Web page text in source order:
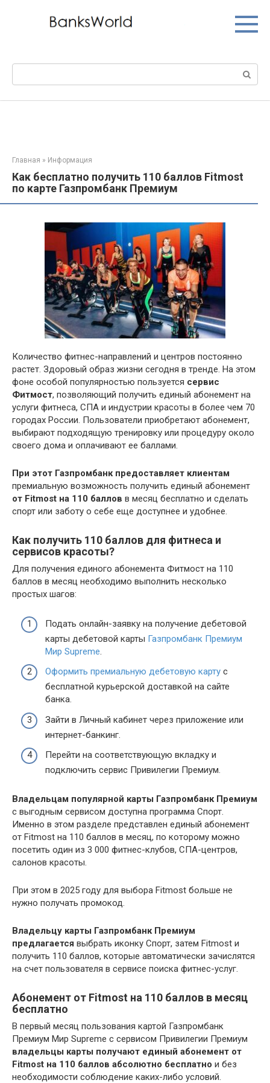
Поиск:
Главная » Информация
Как бесплатно получить 110 баллов Fitmost
по карте Газпромбанк Премиум
Количество фитнес-направлений и центров постоянно
растет. Здоровый образ жизни сегодня в тренде. На этом
фоне особой популярностью пользуется сервис
Фитмост, позволяющий получить единый абонемент на
услуги фитнеса, СПА и индустрии красоты в более чем 70
городах России. Пользователи приобретают абонемент,
выбирают подходящую тренировку или процедуру около
своего дома и оплачивают ее баллами.
При этот Газпромбанк предоставляет клиентам
премиальную возможность получить единый абонемент
от Fitmost на 110 баллов в месяц бесплатно и сделать
спорт или заботу о себе еще доступнее и удобнее.
Как получить 110 баллов для фитнеса и
сервисов красоты?
Для получения единого абонемента Фитмост на 110
баллов в месяц необходимо выполнить несколько
простых шагов:
Подать онлайн-заявку на получение дебетовой
карты дебетовой карты Газпромбанк Премиум
Мир Supreme.
Оформить премиальную дебетовую карту с
бесплатной курьерской доставкой на сайте
банка.
Зайти в Личный кабинет через приложение или
интернет-банкинг.
Перейти на соответствующую вкладку и
подключить сервис Привилегии Премиум.
Владельцам популярной карты Газпромбанк Премиум
с выгодным сервисом доступна программа Спорт.
Именно в этом разделе представлен единый абонемент
от Fitmost на 110 баллов в месяц, по которому можно
посетить один из 3 000 фитнес-клубов, СПА-центров,
салонов красоты.
При этом в 2025 году для выбора Fitmost больше не
нужно получать промокод.
Владельцу карты Газпромбанк Премиум
предлагается выбрать иконку Спорт, затем Fitmost и
получить 110 баллов, которые автоматически зачислятся
на счет пользователя в сервисе поиска фитнес-услуг.
Абонемент от Fitmost на 110 баллов в месяц
бесплатно
В первый месяц пользования картой Газпромбанк
Премиум Мир Supreme с сервисом Привилегии Премиум
владельцы карты получают единый абонемент от
Fitmost на 110 баллов абсолютно бесплатно и без
необходимости соблюдение каких-либо условий.